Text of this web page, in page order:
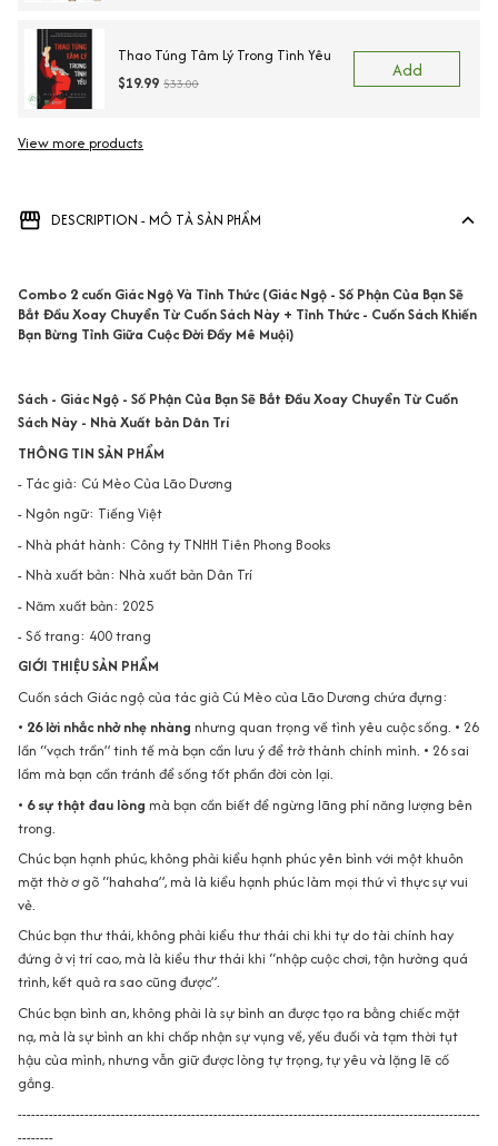
Thao Túng Tâm Lý Trong Tình Yêu
$19.99 $33.00
Add
View more products
DESCRIPTION - MÔ TẢ SẢN PHẨM
Combo 2 cuốn Giác Ngộ Và Tỉnh Thức (Giác Ngộ - Số Phận Của Bạn Sẽ
Bắt Đầu Xoay Chuyển Từ Cuốn Sách Này + Tỉnh Thức - Cuốn Sách Khiến
Bạn Bừng Tỉnh Giữa Cuộc Đời Đầy Mê Muội)
Sách - Giác Ngộ - Số Phận Của Bạn Sẽ Bắt Đầu Xoay Chuyển Từ Cuốn
Sách Này - Nhà Xuất bản Dân Trí
THÔNG TIN SẢN PHẨM
- Tác giả: Cú Mèo Của Lão Dương
- Ngôn ngữ: Tiếng Việt
- Nhà phát hành: Công ty TNHH Tiên Phong Books
- Nhà xuất bản: Nhà xuất bản Dân Trí
- Năm xuất bản: 2025
- Số trang: 400 trang
GIỚI THIỆU SẢN PHẨM
Cuốn sách Giác ngộ của tác giả Cú Mèo của Lão Dương chứa đựng:
• 26 lời nhắc nhở nhẹ nhàng nhưng quan trọng về tình yêu cuộc sống. • 26
lần “vạch trần” tinh tế mà bạn cần lưu ý để trở thành chính mình. • 26 sai
lầm mà bạn cần tránh để sống tốt phần đời còn lại.
• 6 sự thật đau lòng mà bạn cần biết để ngừng lãng phí năng lượng bên
trong.
Chúc bạn hạnh phúc, không phải kiểu hạnh phúc yên bình với một khuôn
mặt thờ ơ gõ “hahaha”, mà là kiểu hạnh phúc làm mọi thứ vì thực sự vui
vẻ.
Chúc bạn thư thái, không phải kiểu thư thái chi khi tự do tài chính hay
đứng ở vị trí cao, mà là kiểu thư thái khi “nhập cuộc chơi, tận hưởng quá
trình, kết quả ra sao cũng được”.
Chúc bạn bình an, không phải là sự bình an được tạo ra bằng chiếc mặt
nạ, mà là sự bình an khi chấp nhận sự vụng về, yếu đuối và tạm thời tụt
hậu của mình, nhưng vẫn giữ được lòng tự trọng, tự yêu và lặng lẽ cố
gắng.
--------------------------------------------------------------------------------------------------------
--------